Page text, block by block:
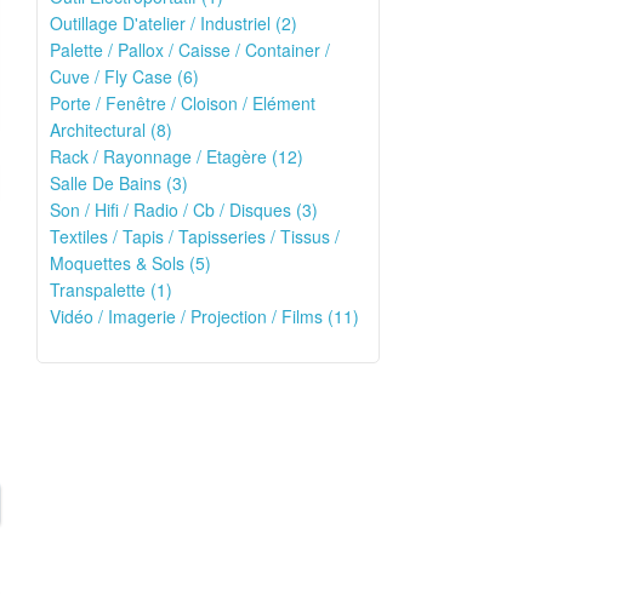
Outillage D'atelier / Industriel (2)
Palette / Pallox / Caisse / Container /
Cuve / Fly Case (6)
Porte / Fenêtre / Cloison / Elément
Architectural (8)
Rack / Rayonnage / Etagère (12)
Salle De Bains (3)
Son / Hifi / Radio / Cb / Disques (3)
Textiles / Tapis / Tapisseries / Tissus /
Moquettes & Sols (5)
Transpalette (1)
Vidéo / Imagerie / Projection / Films (11)